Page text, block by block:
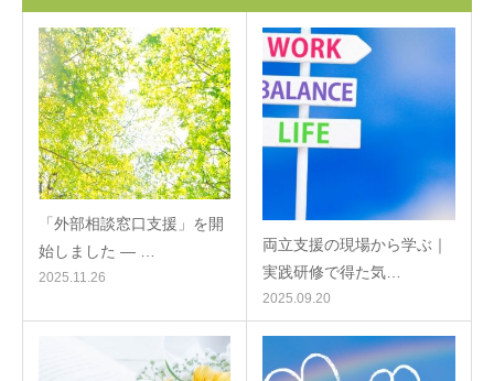
「外部相談窓口支援」を開
始しました ― …
2025.11.26
両立支援の現場から学ぶ｜
実践研修で得た気…
2025.09.20